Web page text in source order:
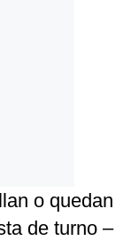
o quedan
de turno –